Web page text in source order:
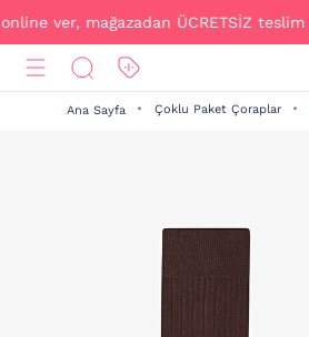
mağazadan ÜCRETSİZ teslim al!
Ana Sayfa Çoklu Paket Çoraplar